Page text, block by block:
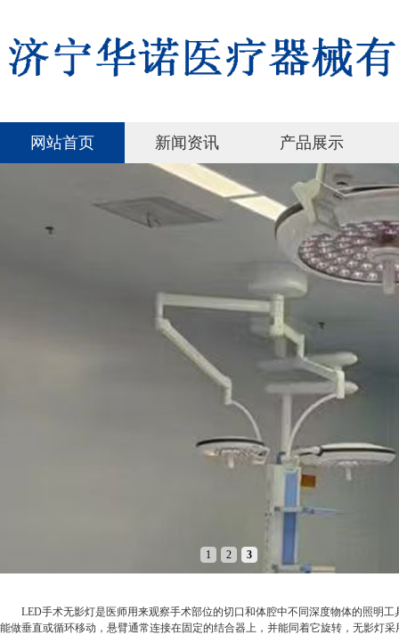
网站首页 新闻资讯 产品展示
1 2 3
LED手术无影灯是医师用来观察手术部位的切口和体腔中不同深度物体的照明工
能做垂直或循环移动，悬臂通常连接在固定的结合器上，并能同着它旋转，无影灯